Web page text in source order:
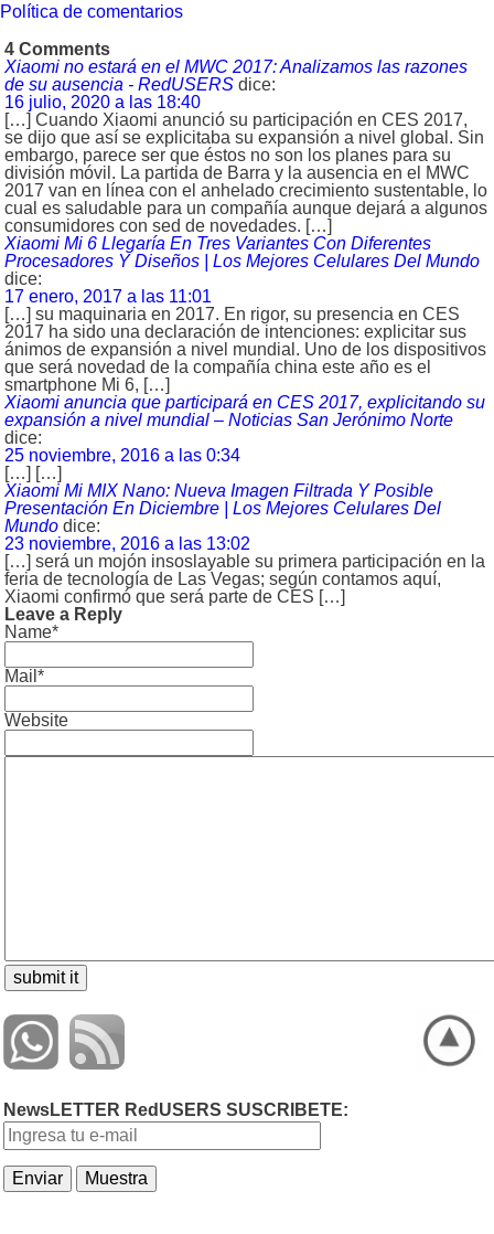
Política de comentarios
4 Comments
Xiaomi no estará en el MWC 2017: Analizamos las razones
de su ausencia - RedUSERS dice:
16 julio, 2020 a las 18:40
[…] Cuando Xiaomi anunció su participación en CES 2017,
se dijo que así se explicitaba su expansión a nivel global. Sin
embargo, parece ser que éstos no son los planes para su
división móvil. La partida de Barra y la ausencia en el MWC
2017 van en línea con el anhelado crecimiento sustentable, lo
cual es saludable para un compañía aunque dejará a algunos
consumidores con sed de novedades. […]
Xiaomi Mi 6 Llegaría En Tres Variantes Con Diferentes
Procesadores Y Diseños | Los Mejores Celulares Del Mundo
dice:
17 enero, 2017 a las 11:01
[…] su maquinaria en 2017. En rigor, su presencia en CES
2017 ha sido una declaración de intenciones: explicitar sus
ánimos de expansión a nivel mundial. Uno de los dispositivos
que será novedad de la compañía china este año es el
smartphone Mi 6, […]
Xiaomi anuncia que participará en CES 2017, explicitando su
expansión a nivel mundial – Noticias San Jerónimo Norte
dice:
25 noviembre, 2016 a las 0:34
[…] […]
Xiaomi Mi MIX Nano: Nueva Imagen Filtrada Y Posible
Presentación En Diciembre | Los Mejores Celulares Del
Mundo dice:
23 noviembre, 2016 a las 13:02
[…] será un mojón insoslayable su primera participación en la
feria de tecnología de Las Vegas; según contamos aquí,
Xiaomi confirmó que será parte de CES […]
Leave a Reply
Name*
Mail*
Website
NewsLETTER RedUSERS SUSCRIBETE: